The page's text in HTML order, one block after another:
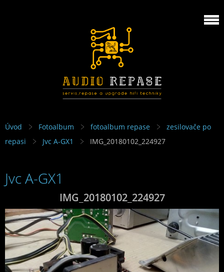
Úvod Fotoalbum fotoalbum repase
zesilovače po
repasi
Jvc A-GX1 IMG_20180102_224927
Jvc A-GX1
IMG_20180102_224927